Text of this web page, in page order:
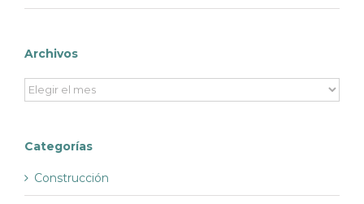
Archivos
Archivos
Categorías
Construcción